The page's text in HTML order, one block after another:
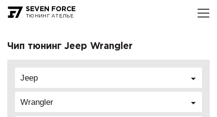
SEVEN FORCE
ТЮНИНГ АТЕЛЬЕ
Чип тюнинг Jeep Wrangler
Jeep
Wrangler